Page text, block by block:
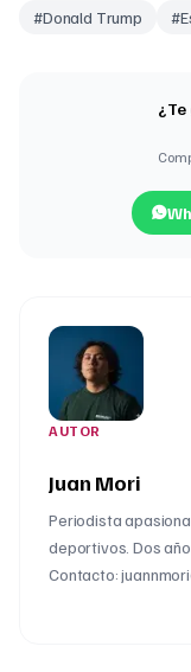
#Donald Trump #
AUTOR
Juan Mori
Periodista
deportivos. Dos
Contacto: